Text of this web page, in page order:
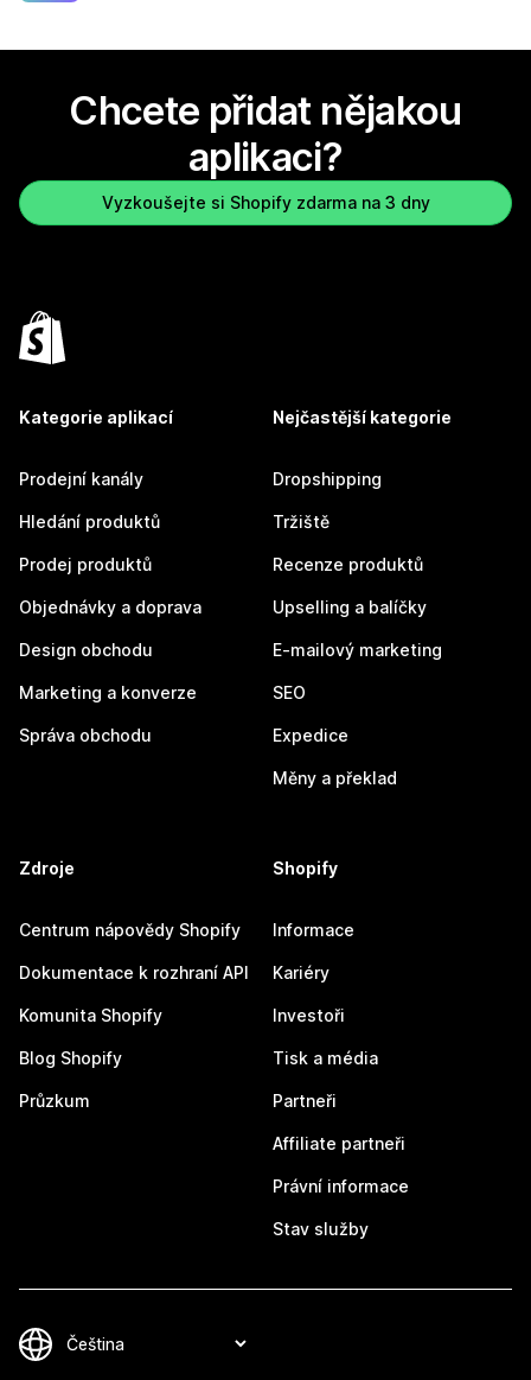
Chcete přidat nějakou
aplikaci?
Vyzkoušejte si Shopify zdarma na 3 dny
Kategorie aplikací
Prodejní kanály
Hledání produktů
Prodej produktů
Objednávky a doprava
Design obchodu
Marketing a konverze
Správa obchodu
Nejčastější kategorie
Dropshipping
Tržiště
Recenze produktů
Upselling a balíčky
E-mailový marketing
SEO
Expedice
Měny a překlad
Zdroje
Centrum nápovědy Shopify
Dokumentace k rozhraní API
Komunita Shopify
Blog Shopify
Průzkum
Shopify
Informace
Kariéry
Investoři
Tisk a média
Partneři
Affiliate partneři
Právní informace
Stav služby